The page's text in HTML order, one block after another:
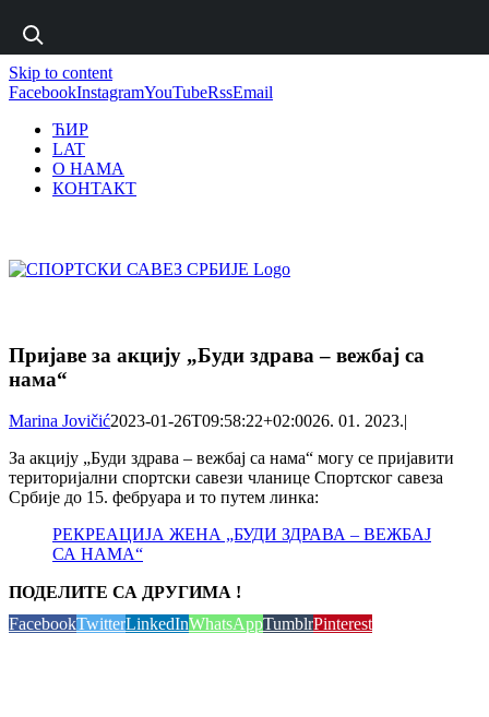
Skip to content
FacebookInstagramYouTubeRssEmail
ЋИР
LAT
О НАМА
КОНТАКТ
Пријаве за акцију „Буди здрава – вежбај са
нама“
Marina Jovičić2023-01-26T09:58:22+02:0026. 01. 2023.|
За акцију „Буди здрава – вежбај са нама“ могу се пријавити
територијални спортски савези чланице Спортског савеза
Србије до 15. фебруара и то путем линка:
РЕКРЕАЦИЈА ЖЕНА „БУДИ ЗДРАВА – ВЕЖБАЈ
СА НАМА“
ПОДЕЛИТЕ СА ДРУГИМА !
FacebookTwitterLinkedInWhatsAppTumblrPinterest